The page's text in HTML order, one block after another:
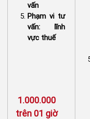
vấn
Phạm vi tư
vấn: lĩnh
vực thuế
1.000.000
trên 01 giờ